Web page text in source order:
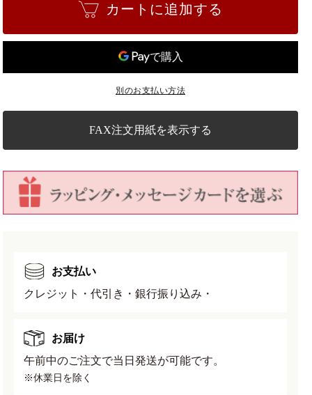
ヨ
4.5
変
笠
幅
13.5cm
高
さ
数
量
を
キ
ヨ
4.5
変
型
笠
幅
高
さ
3.5cm
数
量
を
増
カートに追加する
別のお支払い方法
FAX注文用紙を表示する
お支払い
クレジット・代引き・銀行振り込み・
お届け
午前中のご注文で当日発送が可能です。
※休業日を除く